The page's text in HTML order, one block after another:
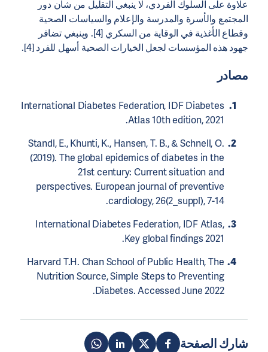
علاوة على السلوك الفردي، لا ينبغي التقليل من شأن دور
المجتمع والأسرة والمدرسة والإعلام والسياسات الصحية
وقطاع الأغذية في الوقاية من السكري [4]. وينبغي تضافر
جهود هذه المؤسسات لجعل الخيارات الصحية أسهل للفرد [4].
مصادر
International Diabetes Federation, IDF Diabetes
Atlas 10th edition, 2021.
Standl, E., Khunti, K., Hansen, T. B., & Schnell, O.
(2019). The global epidemics of diabetes in the
21st century: Current situation and
perspectives. European journal of preventive
cardiology, 26(2_suppl), 7-14.
International Diabetes Federation, IDF Atlas,
Key global findings 2021.
Harvard T.H. Chan School of Public Health, The
Nutrition Source, Simple Steps to Preventing
Diabetes. Accessed June 2022.
شارك الصفحة